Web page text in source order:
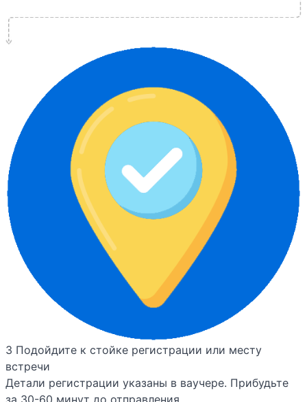
3 Подойдите к стойке регистрации или месту
встречи
Детали регистрации указаны в ваучере. Прибудьте
за 30-60 минут до отправления.